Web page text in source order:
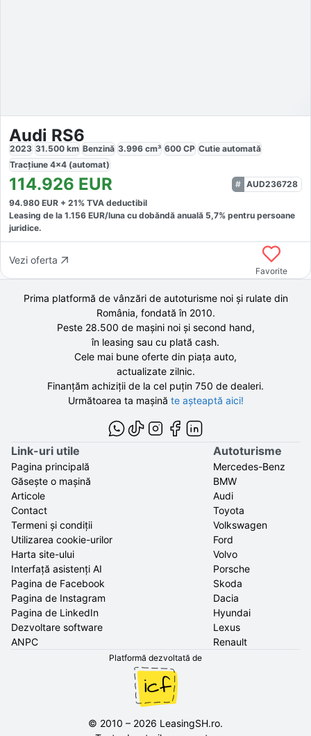
Audi RS6
2023 31.500 km Benzină 3.996 cm³ 600 CP Cutie automată
Tracțiune 4x4 (automat)
114.926 EUR
AUD236728
94.980 EUR + 21% TVA deductibil
Leasing de la 1.156 EUR/luna cu dobăndă anuală 5,7% pentru persoane
juridice.
Vezi oferta
Favorite
Prima platformă de vânzări de autoturisme noi și rulate din
România, fondată în 2010.
Peste 28.500 demașini noi și second hand,
în leasing sau cu plată cash.
Cele mai bune oferte din piața auto,
actualizate zilnic.
Finanțăm achiziții de la cel puțin 750 de dealeri.
Următoarea ta mașină te așteaptă aici!
Link-uri utile
Pagina principală
Găsește o mașină
Articole
Contact
Termeni și condiții
Utilizarea cookie-urilor
Harta site-ului
Interfață asistenți AI
Pagina de Facebook
Pagina de Instagram
Pagina de LinkedIn
Dezvoltare software
ANPC
Autoturisme
Mercedes-Benz
BMW
Audi
Toyota
Volkswagen
Ford
Volvo
Porsche
Skoda
Dacia
Hyundai
Lexus
Renault
Platformă dezvoltată de
© 2010 – 2026 LeasingSH.ro.